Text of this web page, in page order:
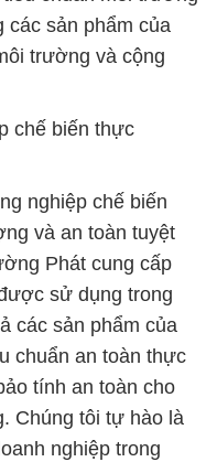
các sản phẩm của
trường và cộng
chế biến thực
nghiệp chế biến
và an toàn tuyệt
Phát cung cấp
sử dụng trong
các sản phẩm của
chuẩn an toàn thực
tính an toàn cho
Chúng tôi tự hào là
nghiệp trong